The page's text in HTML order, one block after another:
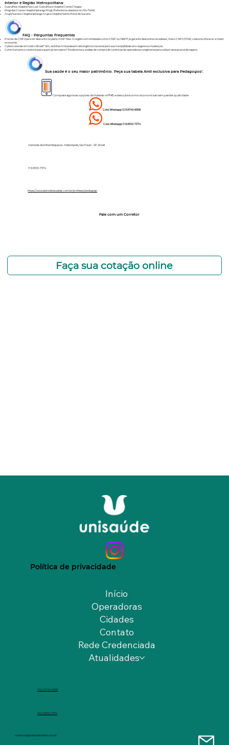
Interior e Região Metropolitana:
Guarulhos: Hospital São Luiz Guarulhos e Hospital Carlos Chagas.
Mogi das Cruzes: Hospital Ipiranga Mogi (Referência absoluta no Alto Tietê).
Arujá/Suzano: Hospital Ipiranga Arujá e Hospital Santa Maria de Suzano.
FAQ - Perguntas Frequentes
Preciso de CNPJ para ter desconto no plano Amil? Não. O registro em entidades como CFEP ou OBPP já garante descontos via adesão, mas o CNPJ (PME) costuma oferecer a maior
economia.
O plano atende em todo o Brasil? Sim, as linhas Amil possuem abrangência nacional para sua tranquilidade em viagens ou mudanças.
Como funciona a carência para quem já tem plano? Realizamos a análise de compra de carências de operadoras congêneres para reduzir seus prazos de espera.
Sua saúde é o seu maior patrimônio. Peça sua tabela Amil exclusiva para Pedagogos!.
Compare agora as opções de Adesão e PME e descubra como economizar sem perder qualidade
Cote Whatsapp 12 9.9740-6958
Cote Whatsapp 11 9.9553-7374
Alameda dos Nhambiquaras - Indianópolis, São Paulo - SP, Brasil
11 9.9553-7374
https://www.planodesaudesjc.com.br/profissao/pedagogo
Fale com um Corretor
Faça sua cotação online
Política de privacidade
Início
Operadoras
Cidades
Contato
Rede Credenciada
Atualidades
(12) 9.9740-6958
(11) 9.9553-7374
comercial@unisaudeonline.com.br